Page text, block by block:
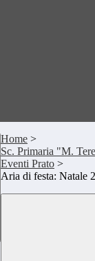
Home >
Sc. Primaria "M.
Eventi Prato >
Aria di festa: Natale